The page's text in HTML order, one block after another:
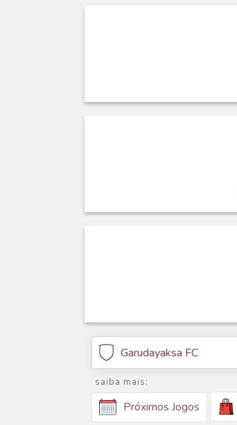
Garudayaksa FC
saiba mais:
Próximos Jogos